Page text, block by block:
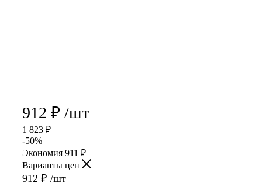
912 ₽ /шт
1 823 ₽
-50%
Экономия 911 ₽
Варианты цен
912 ₽ /шт